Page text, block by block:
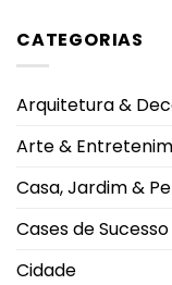
pulmonares
alerta
oncológico
Rebeca
Andrade
do
salto
durante
Brasileiro
CATEGORIAS
Arquitetura &
Arte &
Casa, Jardim &
Cases de Sucesso
Cidade